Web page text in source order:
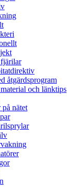
åtgärdsprogram
och länktips
på nätet